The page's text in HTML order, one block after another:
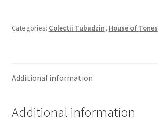
Categories: Colectii Tubadzin, House of Tones
Additional information
Additional information